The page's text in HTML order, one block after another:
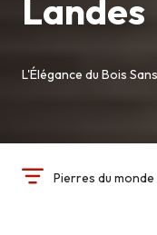
Landes
L'Élégance du Bois
Pierres du monde